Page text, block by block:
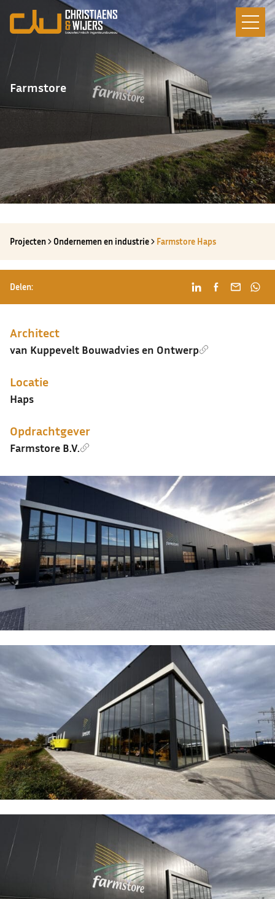
Farmstore
Projecten Ondernemen en industrie Farmstore Haps
Delen:
Architect
van Kuppevelt Bouwadvies en Ontwerp
Locatie
Haps
Opdrachtgever
Farmstore B.V.